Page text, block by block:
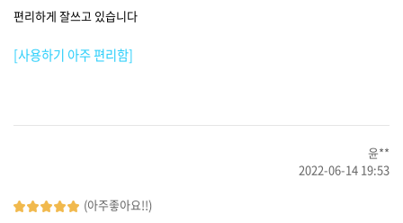
편리하게 잘쓰고 있습니다
[사용하기 아주 편리함]
윤**
2022-06-14 19:53
(아주좋아요!!)